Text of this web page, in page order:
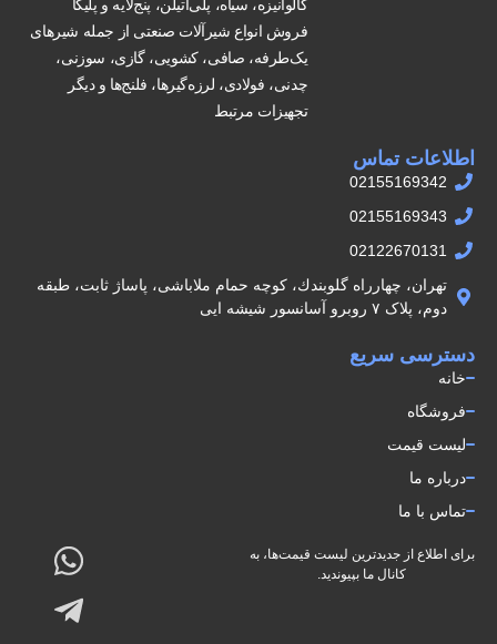
گالوانیزه، سیاه، پلی‌اتیلن، پنج‌لایه و پلیکا
فروش انواع شیرآلات صنعتی از جمله شیرهای
یک‌طرفه، صافی، کشویی، گازی، سوزنی،
چدنی، فولادی، لرزه‌گیرها، فلنج‌ها و دیگر
تجهیزات مرتبط
دسترسی سریع
خانه
فروشگاه
لیست قیمت
درباره ما
تماس با ما
اطلاعات تماس
02155169342
02155169343
02122670131
تهران، چهارراه گلوبندك، كوچه حمام ملاباشى، پاساژ ثابت، طبقه
دوم، پلاک ۷ روبرو آسانسور شيشه ايى
برای اطلاع از جدیدترین لیست قیمت‌ها، به
کانال ما بپیوندید.